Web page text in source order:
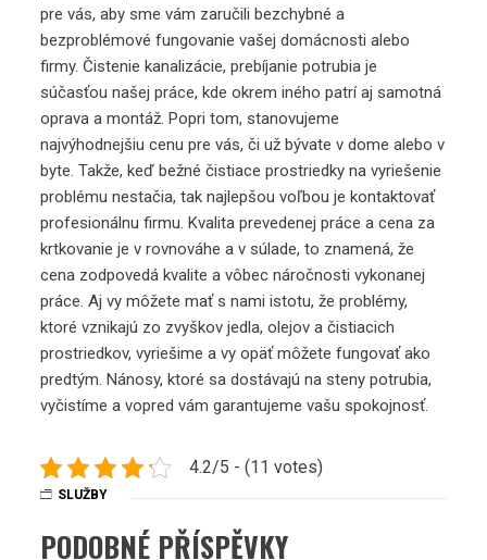
pre vás, aby sme vám zaručili bezchybné a
bezproblémové fungovanie vašej domácnosti alebo
firmy. Čistenie kanalizácie, prebíjanie potrubia je
súčasťou našej práce, kde okrem iného patrí aj samotná
oprava a montáž. Popri tom, stanovujeme
najvýhodnejšiu cenu pre vás, či už bývate v dome alebo v
byte. Takže, keď bežné čistiace prostriedky na vyriešenie
problému nestačia, tak najlepšou voľbou je kontaktovať
profesionálnu firmu. Kvalita prevedenej práce a cena za
krtkovanie je v rovnováhe a v súlade, to znamená, že
cena zodpovedá kvalite a vôbec náročnosti vykonanej
práce. Aj vy môžete mať s nami istotu, že problémy,
ktoré vznikajú zo zvyškov jedla, olejov a čistiacich
prostriedkov, vyriešime a vy opäť môžete fungovať ako
predtým. Nánosy, ktoré sa dostávajú na steny potrubia,
vyčistíme a vopred vám garantujeme vašu spokojnosť.
4.2/5 - (11 votes)
SLUŽBY
PODOBNÉ PŘÍSPĚVKY